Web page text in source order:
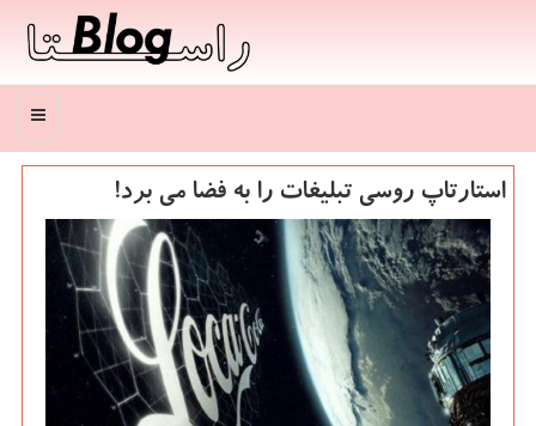
منو
استارتاپ روسی تبلیغات را به فضا می برد!